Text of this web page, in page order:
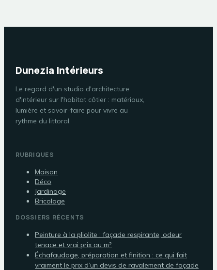
Dunezia Intérieurs
Le regard d'un studio d'architecture
d'intérieur sur l'habitat côtier : matériaux,
lumière et savoir-faire pour vivre au
rythme du littoral.
RUBRIQUES
Maison
Déco
Jardinage
Bricolage
DOSSIERS RÉCENTS
Peinture à la pliolite : façade respirante, odeur
tenace et vrai prix au m²
Échafaudage, préparation et finition : ce qui fait
vraiment le prix d’un devis de ravalement de façade